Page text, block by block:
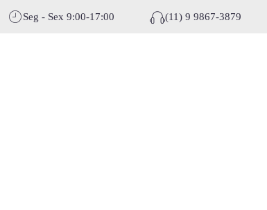
Seg - Sex 9:00-17:00 (11) 9 9867-3879